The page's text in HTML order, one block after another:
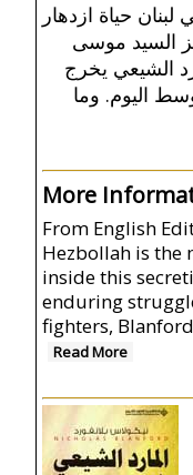
حياة ازدهار
السيد موسى
الشيعي يخرج
اليوم. وما
More
From English
Hezbollah is the
inside this
enduring
fighters,
Read More